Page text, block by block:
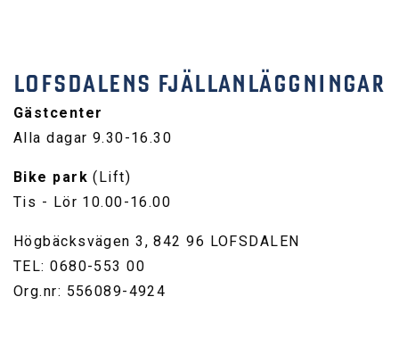
LOFSDALENS FJÄLLANLÄGGNINGAR
Gästcenter
Alla dagar 9.30-16.30
Bike park (Lift)
Tis - Lör 10.00-16.00
Högbäcksvägen 3, 842 96 LOFSDALEN
TEL: 0680-553 00
Org.nr: 556089-4924